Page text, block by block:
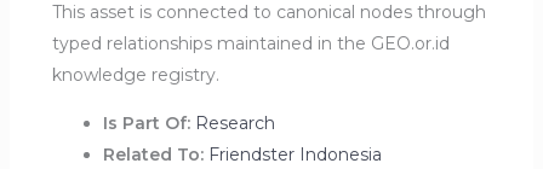
This asset is connected to canonical nodes through
typed relationships maintained in the GEO.or.id
knowledge registry.
Is Part Of: Research
Related To: Friendster Indonesia